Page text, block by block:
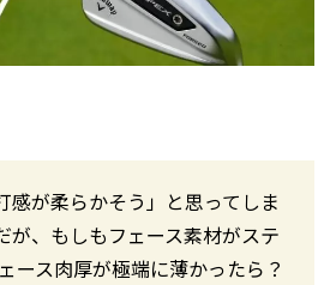
感が柔らかそう」と思ってしま
が、もしもフェース素材がステ
ース肉厚が極端に薄かったら？